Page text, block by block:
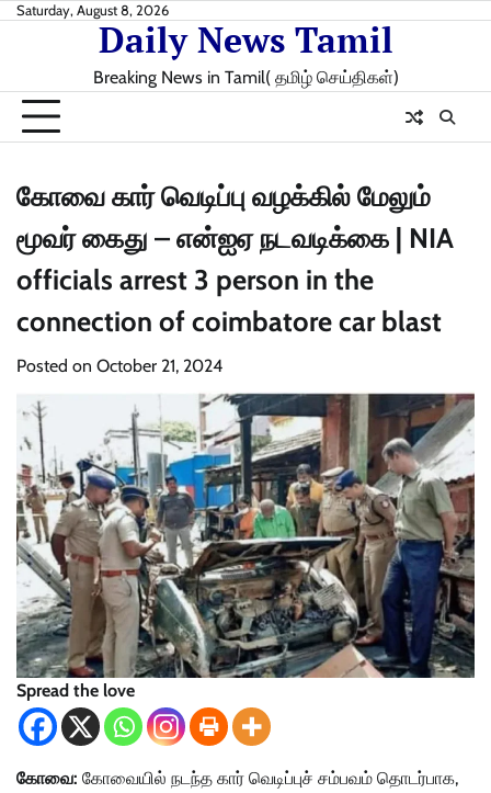
SkipSaturday, August 8, 2026
Daily News Tamil
Breaking News in Tamil( தமிழ் செய்திகள்)
கோவை கார் வெடிப்பு வழக்கில் மேலும்
மூவர் கைது – என்ஐஏ நடவடிக்கை | NIA
officials arrest 3 person in the
connection of coimbatore car blast
Posted on October 21, 2024
Spread the love
கோவை: கோவையில் நடந்த கார் வெடிப்புச் சம்பவம் தொடர்பாக,